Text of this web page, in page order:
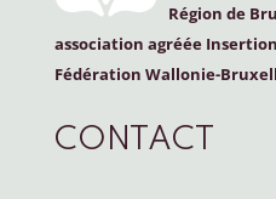
Région de
association agréée
Fédération Wallonie-
CONTACT